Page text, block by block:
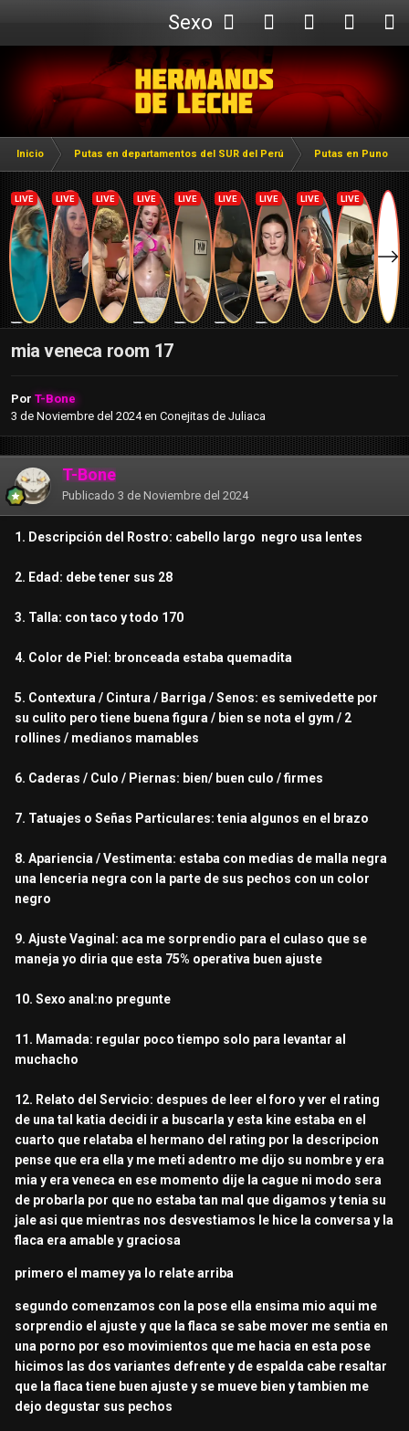
Sexo
Webcam
Inicio Putas en departamentos del SUR del Perú Putas en Puno
mia veneca room 17
Por T-Bone
3 de Noviembre del 2024en Conejitas de Juliaca
T-Bone
Publicado 3 de Noviembre del 2024
1. Descripción del Rostro: cabello largo negro usa lentes
2. Edad: debe tener sus 28
3. Talla: con taco y todo 170
4. Color de Piel: bronceada estaba quemadita
5. Contextura / Cintura / Barriga / Senos: es semivedette por
su culito pero tiene buena figura / bien se nota el gym / 2
rollines / medianos mamables
6. Caderas / Culo / Piernas: bien/ buen culo / firmes
7. Tatuajes o Señas Particulares: tenia algunos en el brazo
8. Apariencia / Vestimenta: estaba con medias de malla negra
una lenceria negra con la parte de sus pechos con un color
negro
9. Ajuste Vaginal: aca me sorprendio para el culaso que se
maneja yo diria que esta 75% operativa buen ajuste
10. Sexo anal:no pregunte
11. Mamada: regular poco tiempo solo para levantar al
muchacho
12. Relato del Servicio: despues de leer el foro y ver el rating
de una tal katia decidi ir a buscarla y esta kine estaba en el
cuarto que relataba el hermano del rating por la descripcion
pense que era ella y me meti adentro me dijo su nombre y era
mia y era veneca en ese momento dije la cague ni modo sera
de probarla por que no estaba tan mal que digamos y tenia su
jale asi que mientras nos desvestiamos le hice la conversa y la
flaca era amable y graciosa
primero el mamey ya lo relate arriba
segundo comenzamos con la pose ella ensima mio aqui me
sorprendio el ajuste y que la flaca se sabe mover me sentia en
una porno por eso movimientos que me hacia en esta pose
hicimos las dos variantes defrente y de espalda cabe resaltar
que la flaca tiene buen ajuste y se mueve bien y tambien me
dejo degustar sus pechos